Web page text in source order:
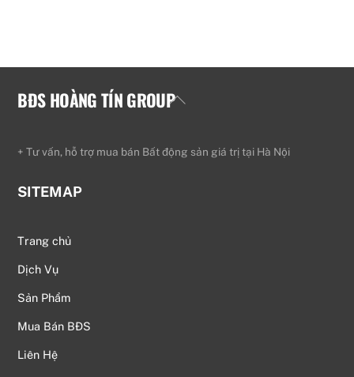
Back
BĐS HOÀNG TÍN GROUP
+ Tư vấn, hỗ trợ mua bán Bất động sản giá trị tại Hà Nội
SITEMAP
Trang chủ
Dịch Vụ
Sản Phẩm
Mua Bán BĐS
Liên Hệ